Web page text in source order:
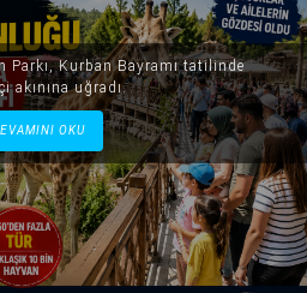
Parkı, Kurban Bayramı tatilinde
akınına uğradı.
OKU